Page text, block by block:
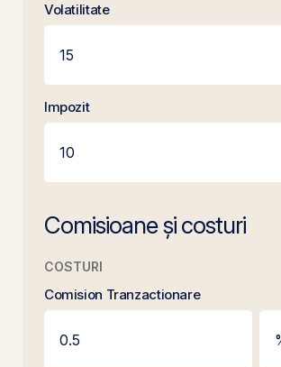
Volatilitate
Impozit
Comisioane și costuri
COSTURI
Comision Tranzactionare